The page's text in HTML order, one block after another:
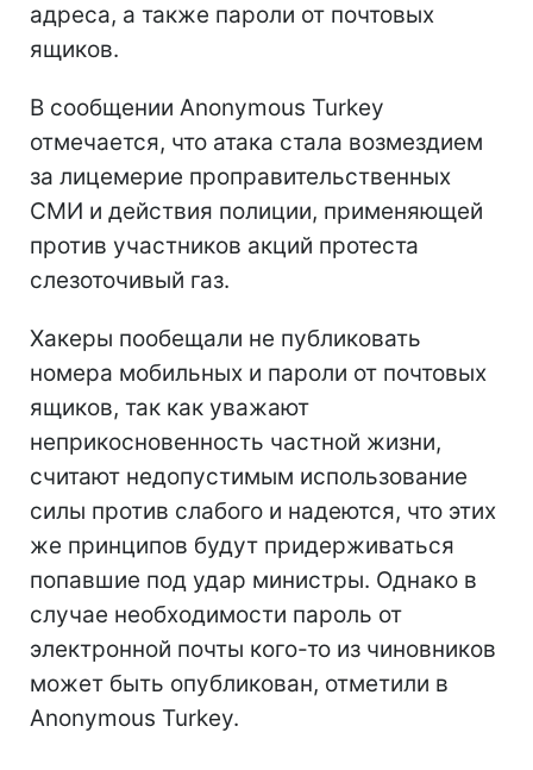
адреса, а также пароли от почтовых
ящиков.
В сообщении Anonymous Turkey
отмечается, что атака стала возмездием
за лицемерие проправительственных
СМИ и действия полиции, применяющей
против участников акций протеста
слезоточивый газ.
Хакеры пообещали не публиковать
номера мобильных и пароли от почтовых
ящиков, так как уважают
неприкосновенность частной жизни,
считают недопустимым использование
силы против слабого и надеются, что этих
же принципов будут придерживаться
попавшие под удар министры. Однако в
случае необходимости пароль от
электронной почты кого-то из чиновников
может быть опубликован, отметили в
Anonymous Turkey.